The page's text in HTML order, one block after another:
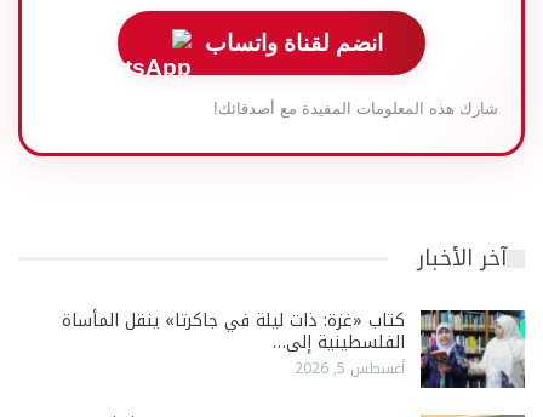
انضم لقناة واتساب
شارك هذه المعلومات المفيدة مع أصدقائك!
آخر الأخبار
كتاب «غزة: ذات ليلة في جاكرتا» ينقل المأساة
الفلسطينية إلى…
أغسطس 5, 2026